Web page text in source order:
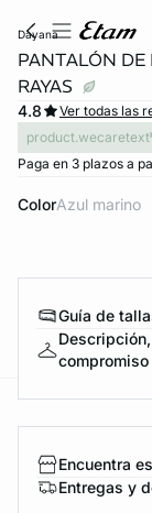
dayana
PANTALÓN DE
RAYAS
4.8
Ver todas las
product.wecaretext
Paga en 3 plazos a
Color azul marino
Guía de
compromiso
Encuentra
Entregas y